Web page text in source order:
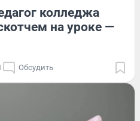
колледжа
на уроке —
Обсудить